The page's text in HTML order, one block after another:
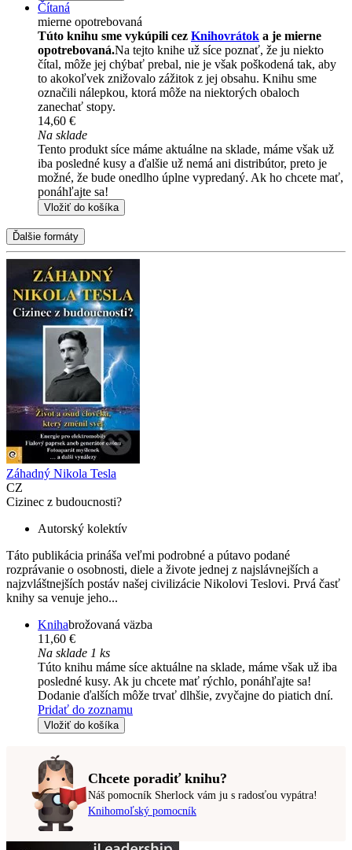
Čítaná
mierne opotrebovaná
Túto knihu sme vykúpili cez Knihovrátok a je mierne
opotrebovaná.Na tejto knihe už síce poznať, že ju niekto
čítal, môže jej chýbať prebal, nie je však poškodená tak, aby
to akokoľvek znižovalo zážitok z jej obsahu. Knihu sme
označili nálepkou, ktorá môže na niektorých obaloch
zanechať stopy.
14,60 €
Na sklade
Tento produkt síce máme aktuálne na sklade, máme však už
iba posledné kusy a ďalšie už nemá ani distribútor, preto je
možné, že bude onedlho úplne vypredaný. Ak ho chcete mať,
ponáhľajte sa!
Vložiť do košíka
Ďalšie formáty
Záhadný Nikola Tesla
CZ
Cizinec z budoucnosti?
Autorský kolektív
Táto publikácia prináša veľmi podrobné a pútavo podané
rozprávanie o osobnosti, diele a živote jednej z najslávnejších a
najzvláštnejších postáv našej civilizácie Nikolovi Teslovi. Prvá časť
knihy sa venuje jeho...
Knihabrožovaná väzba
11,60 €
Na sklade 1 ks
Túto knihu máme síce aktuálne na sklade, máme však už iba
posledné kusy. Ak ju chcete mať rýchlo, ponáhľajte sa!
Dodanie ďalších môže trvať dlhšie, zvyčajne do piatich dní.
Pridať do zoznamu
Vložiť do košíka
Chcete poradiť knihu?
Náš pomocník Sherlock vám ju s radosťou vypátra!
Knihomoľský pomocník